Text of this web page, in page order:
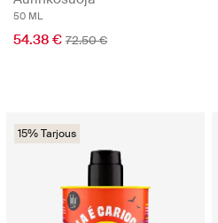
50 ML
54.38 € 72.50 €
15% Tarjous